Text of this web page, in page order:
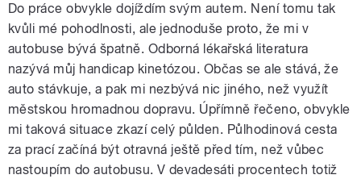
pause
Do práce obvykle dojíždím svým autem. Není tomu tak
kvůli mé pohodlnosti, ale jednoduše proto, že mi v
autobuse bývá špatně. Odborná lékařská literatura
nazývá můj handicap kinetózou. Občas se ale stává, že
auto stávkuje, a pak mi nezbývá nic jiného, než využít
městskou hromadnou dopravu. Úpřímně řečeno, obvykle
mi taková situace zkazí celý půlden. Půlhodinová cesta
za prací začíná být otravná ještě před tím, než vůbec
nastoupím do autobusu. V devadesáti procentech totiž